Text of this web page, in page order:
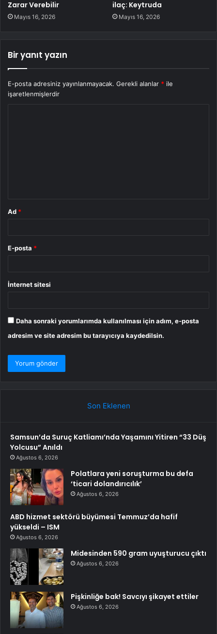
Zarar Verebilir
Mayıs 16, 2026
ilaç: Keytruda
Mayıs 16, 2026
Bir yanıt yazın
E-posta adresiniz yayınlanmayacak. Gerekli alanlar * ile
işaretlenmişlerdir
Ad *
E-posta *
İnternet sitesi
Daha sonraki yorumlarımda kullanılması için adım, e-posta
adresim ve site adresim bu tarayıcıya kaydedilsin.
Son Eklenen
Samsun’da Suruç Katliamı’nda Yaşamını Yitiren “33 Düş
Yolcusu” Anıldı
Ağustos 6, 2026
Polatlara yeni soruşturma bu defa
‘ticari dolandırıcılık’
Ağustos 6, 2026
ABD hizmet sektörü büyümesi Temmuz’da hafif
yükseldi – ISM
Ağustos 6, 2026
Midesinden 590 gram uyuşturucu çıktı
Ağustos 6, 2026
Pişkinliğe bak! Savcıyı şikayet ettiler
Ağustos 6, 2026